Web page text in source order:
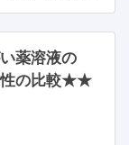
薬溶液の
性の比較★★